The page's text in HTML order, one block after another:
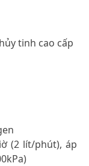
tinh cao cấp
(2 lít/phút), áp